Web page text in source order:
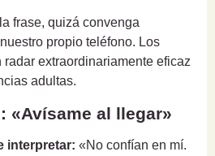
frase, quizá convenga
propio teléfono. Los
extraordinariamente eficaz
adultas.
«Avísame al llegar»
interpretar: «No confían en mí.